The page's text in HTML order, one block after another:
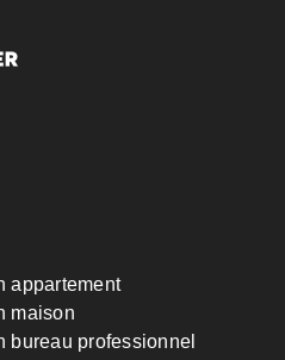
appartement
maison
bureau professionnel